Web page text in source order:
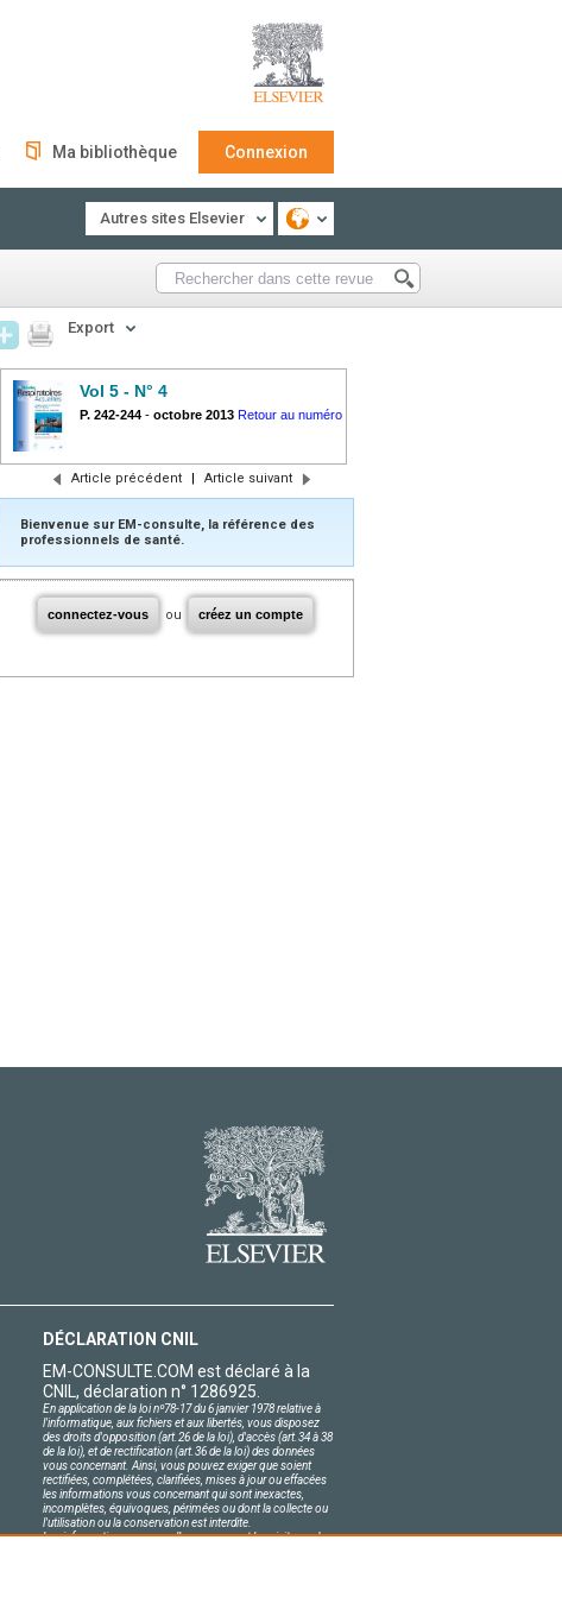
Ma bibliothèque Connexion
Autres sites Elsevier
Export
Vol 5 - N° 4
P. 242-244 - octobre 2013 Retour au numéro
Article précédent | Article suivant
Bienvenue sur EM-consulte, la référence des
professionnels de santé.
connectez-vous ou créez un compte
DÉCLARATION CNIL
EM-CONSULTE.COM est déclaré à la
CNIL, déclaration n° 1286925.
En application de la loi nº78-17 du 6 janvier 1978 relative à
l'informatique, aux fichiers et aux libertés, vous disposez
des droits d'opposition (art.26 de la loi), d'accès (art.34 à 38
de la loi), et de rectification (art.36 de la loi) des données
vous concernant. Ainsi, vous pouvez exiger que soient
rectifiées, complétées, clarifiées, mises à jour ou effacées
les informations vous concernant qui sont inexactes,
incomplètes, équivoques, périmées ou dont la collecte ou
l'utilisation ou la conservation est interdite.
Les informations personnelles concernant les visiteurs de